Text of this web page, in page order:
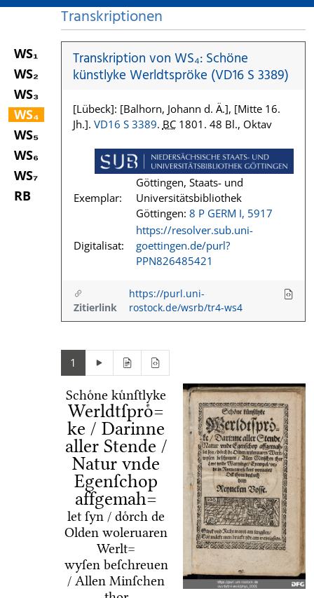
WS₁
WS₂
WS₃
WS₄
WS₅
WS₆
WS₇
RB
Transkriptionen
Transkription von WS₄: Schöne
künstlyke Werldtspröke (VD16 S 3389)
[Lübeck]: [Balhorn, Johann d. Ä.], [Mitte 16.
Jh.]. VD16 S 3389. BC1801. 48 Bl., Oktav
Exemplar:
Göttingen, Staats- und
Universitätsbibliothek
Göttingen: 8 P GERM I, 5917
Digitalisat:
https://resolver.sub.uni-
goettingen.de/purl?
PPN826485421
Zitierlink
https://purl.uni-
rostock.de/wsrb/tr4-ws4
1
Schoͤne kuͤnſtlyke
Werldtſproͤ=
ke / Darinne
aller Stende /
Natur vnde
Egenſchop
affgemah=
let ſyn / doͤrch de
Olden woleruaren
Werlt=
wyſen beſchreuen
/ Allen Minſchen